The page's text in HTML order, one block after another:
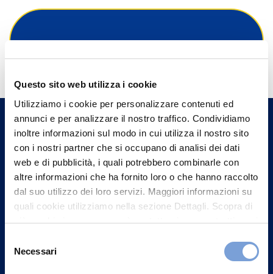
Questo sito web utilizza i cookie
Utilizziamo i cookie per personalizzare contenuti ed
annunci e per analizzare il nostro traffico. Condividiamo
inoltre informazioni sul modo in cui utilizza il nostro sito
con i nostri partner che si occupano di analisi dei dati
web e di pubblicità, i quali potrebbero combinarle con
altre informazioni che ha fornito loro o che hanno raccolto
dal suo utilizzo dei loro servizi. Maggiori informazioni su
quali cookie utilizziamo nella sezione Dettagli. Scopra di
più su chi siamo, come può contattarci e come trattiamo i
può trovare nel footer del sito nella sezione "Informativa
delNecessari
Trova l'Agenzia più vicina a te e parla con
un nostro Agente.
Contattaci